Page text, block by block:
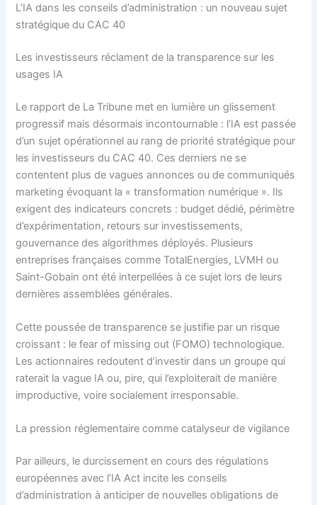
L’IA dans les conseils d’administration : un nouveau sujet
stratégique du CAC 40
Les investisseurs réclament de la transparence sur les
usages IA
Le rapport de La Tribune met en lumière un glissement
progressif mais désormais incontournable : l’IA est passée
d’un sujet opérationnel au rang de priorité stratégique pour
les investisseurs du CAC 40. Ces derniers ne se
contentent plus de vagues annonces ou de communiqués
marketing évoquant la « transformation numérique ». Ils
exigent des indicateurs concrets : budget dédié, périmètre
d’expérimentation, retours sur investissements,
gouvernance des algorithmes déployés. Plusieurs
entreprises françaises comme TotalEnergies, LVMH ou
Saint-Gobain ont été interpellées à ce sujet lors de leurs
dernières assemblées générales.
Cette poussée de transparence se justifie par un risque
croissant : le fear of missing out (FOMO) technologique.
Les actionnaires redoutent d’investir dans un groupe qui
raterait la vague IA ou, pire, qui l’exploiterait de manière
improductive, voire socialement irresponsable.
La pression réglementaire comme catalyseur de vigilance
Par ailleurs, le durcissement en cours des régulations
européennes avec l’IA Act incite les conseils
d’administration à anticiper de nouvelles obligations de